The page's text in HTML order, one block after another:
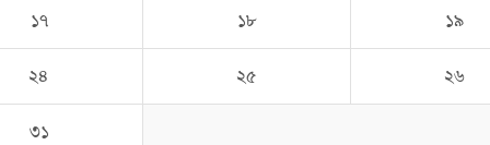
১৭ ১৮ ১৯
২৪ ২৫ ২৬
৩১